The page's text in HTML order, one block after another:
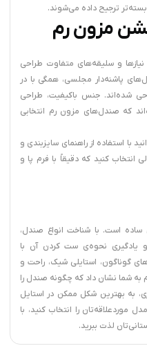
ترجیح داده می‌شوند.
مزون رم
و سلیقه‌های متفاوت طراحی
پاشنه‌دار مجلسی، همگی با در
شده‌اند. جنس باکیفیت، طراحی
که صندل‌های مزون رم انتخابی
با استفاده از راهنمای سایزبندی و
کنید که دقیقاً با فرم پا و
ساده است. با شناخت انواع صندل،
نحوه‌ی ست کردن آن با
گوناگون، استایلی شیک، راحت و
به شما نشان داد که چگونه صندل را
به بهترین شکل ممکن در استایل
موردعلاقه‌تان را انتخاب کنید، با
لذت ببرید.